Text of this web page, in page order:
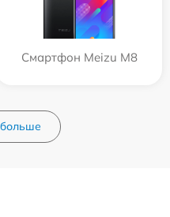
Смартфон Meizu M8